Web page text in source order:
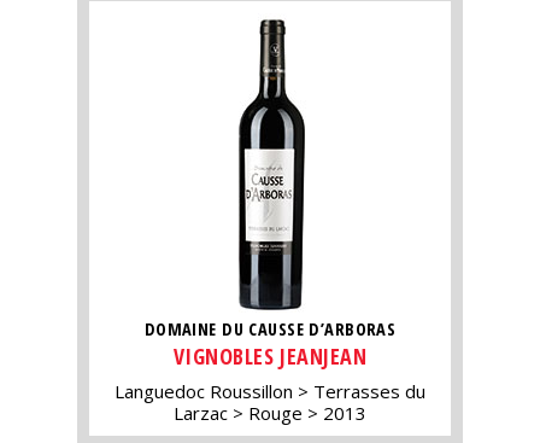
DOMAINE DU CAUSSE D’ARBORAS
VIGNOBLES JEANJEAN
Languedoc Roussillon
Terrasses du
Larzac
Rouge 2013